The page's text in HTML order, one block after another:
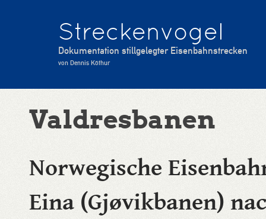
Streckenvogel
Dokumentation stillgelegter Eisenbahnstrecken
von Dennis Köthur
Valdresbanen
Norwegische
Eina (Gjøvikbanen)